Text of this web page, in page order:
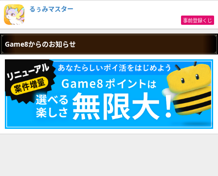
るぅみマスター
事前登録くじ
Game8からのお知らせ